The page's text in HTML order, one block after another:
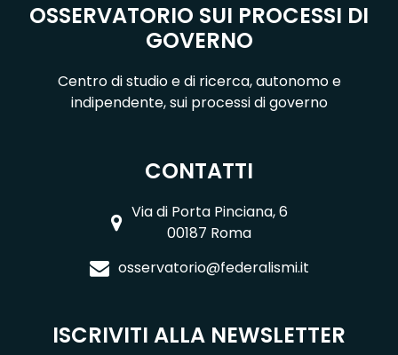
OSSERVATORIO SUI PROCESSI DI
GOVERNO
Centro di studio e di ricerca, autonomo e
indipendente, sui processi di governo
CONTATTI
Via di Porta Pinciana, 6
00187 Roma
osservatorio@federalismi.it
ISCRIVITI ALLA NEWSLETTER